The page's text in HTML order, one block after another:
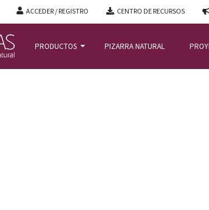
ACCEDER / REGISTRO CENTRO DE RECURSOS
PRODUCTOS PIZARRA NATURAL